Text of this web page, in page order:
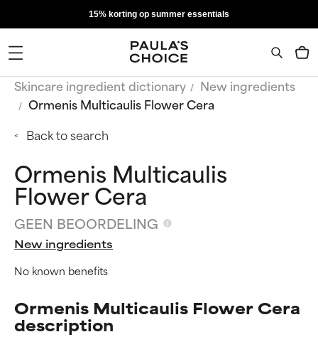
15% korting op summer essentials
Skincare ingredient dictionary
New ingredients
Ormenis Multicaulis Flower Cera
Back to search
Ormenis Multicaulis
Flower Cera
GEEN BEOORDELING
New ingredients
No known benefits
Ormenis Multicaulis Flower Cera
description